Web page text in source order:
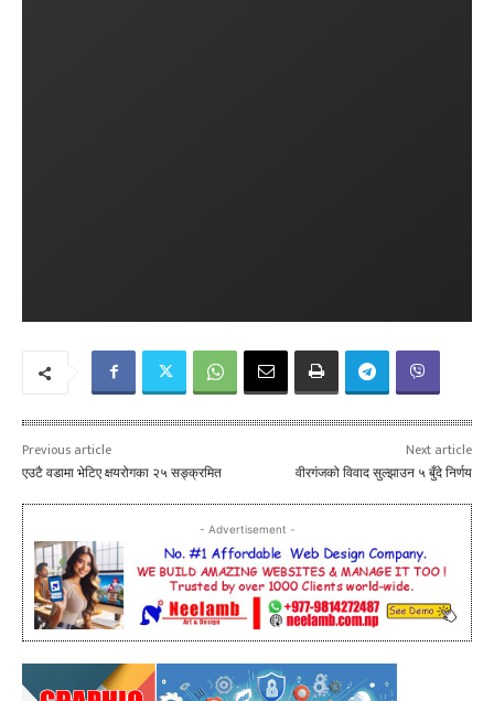
Previous article
एउटै वडामा भेटिए क्षयरोगका २५ सङ्क्रमित
Next article
वीरगंजको विवाद सुल्झाउन ५ बुँदे निर्णय
- Advertisement -